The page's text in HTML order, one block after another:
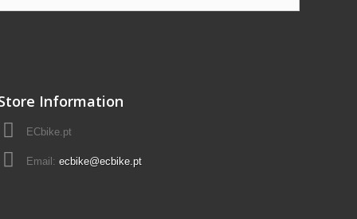
Information
ECbike.pt
Email: ecbike@ecbike.pt